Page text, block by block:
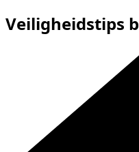
Veiligheidstips